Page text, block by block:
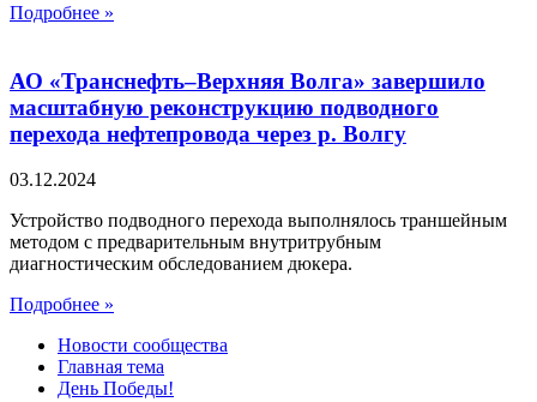
Подробнее »
АО «Транснефть–Верхняя Волга» завершило
масштабную реконструкцию подводного
перехода нефтепровода через р. Волгу
03.12.2024
Устройство подводного перехода выполнялось траншейным
методом с предварительным внутритрубным
диагностическим обследованием дюкера.
Подробнее »
Новости сообщества
Главная тема
День Победы!